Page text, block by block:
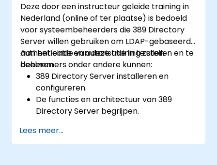
Deze door een instructeur geleide training in
Nederland (online of ter plaatse) is bedoeld
voor systeembeheerders die 389 Directory
Server willen gebruiken om LDAP-gebaseerde
authenticatie en autorisatie in te stellen en te
beheren.
Aan het einde van deze training zullen
deelnemers onder andere kunnen:
389 Directory Server installeren en
configureren.
De functies en architectuur van 389
Directory Server begrijpen.
configureert via het webconsole en de
CLI.
Lees meer...